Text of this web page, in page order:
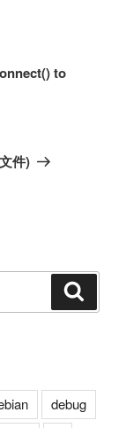
to
件)
debug